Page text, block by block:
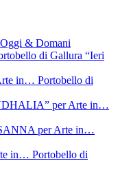
& Domani
di Gallura “Ieri
in… Portobello di
per Arte in…
per Arte in…
in… Portobello di